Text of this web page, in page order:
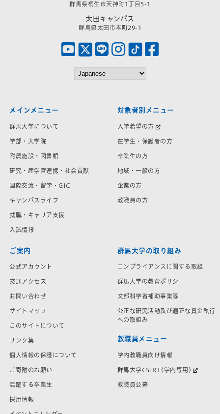
群馬県桐生市天神町1丁目5-1
太田キャンパス
群馬県太田市本町29-1
メインメニュー
群馬大学について
学部・大学院
附属施設・図書館
研究・産学官連携・社会貢献
国際交流・留学・GIC
キャンパスライフ
就職・キャリア支援
入試情報
対象者別メニュー
入学希望の方
在学生・保護者の方
卒業生の方
地域・一般の方
企業の方
教職員の方
ご案内
公式アカウント
交通アクセス
お問い合わせ
サイトマップ
このサイトについて
リンク集
個人情報の保護について
ご寄附のお願い
活躍する卒業生
採用情報
群馬大学の取り組み
コンプライアンスに関する取組
群馬大学の教育ポリシー
文部科学省補助事業等
公正な研究活動及び適正な資金執行
への取組み
教職員メニュー
学内教職員向け情報
群馬大学CSIRT(学内専用)
教職員公募